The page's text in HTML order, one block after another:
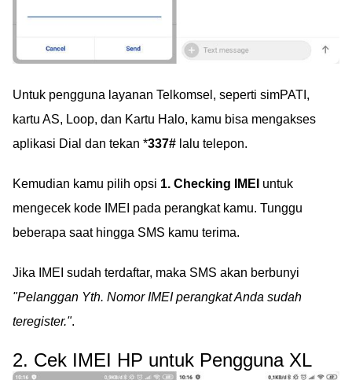
Untuk pengguna layanan Telkomsel, seperti simPATI,
kartu AS, Loop, dan Kartu Halo, kamu bisa mengakses
aplikasi Dial dan tekan *337# lalu telepon.
Kemudian kamu pilih opsi 1. Checking IMEI untuk
mengecek kode IMEI pada perangkat kamu. Tunggu
beberapa saat hingga SMS kamu terima.
Jika IMEI sudah terdaftar, maka SMS akan berbunyi
"Pelanggan Yth. Nomor IMEI perangkat Anda sudah
teregister.".
2. Cek IMEI HP untuk Pengguna XL